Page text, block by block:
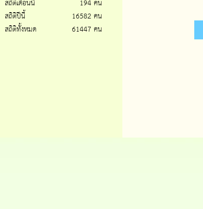
สถิติเดือนนี้
194 คน
สถิติปีนี้
16582 คน
สถิติทั้งหมด
61447 คน